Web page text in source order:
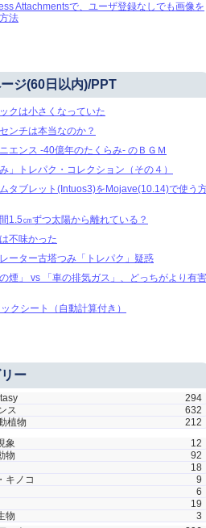
Attachmentsで、ユーザ登録なしでも画像を
法
ジ(60日以内)/PPT
クは小さくなっていた
ンチは本当なのか？
エンス -40億年のたくらみ- のＢＧＭ
み」トレパク・コレクション（その４）
タブレット(Intuos3)をMojave(10.14)で使う
1.5㎝ずつ太陽から離れている？
不味かった
ーター古塔つみ「トレパク」疑惑
の煙」 vs 「車の排気ガス」、どっちがより有害
クシート（自動計算付き）
ー
294
ス
632
植物
212
象
12
物
92
18
キノコ
9
6
19
物
3